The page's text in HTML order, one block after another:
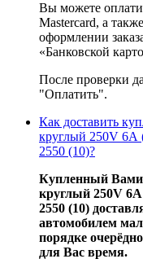
Вы можете
Mastercard, а
оформлении
«Банковской
После проверки
"Оплатить".
Как доставить
круглый 250V 6А
2550 (10)?
Купленный
круглый 250V
2550 (10)
автомобилем
порядке
для Вас время.